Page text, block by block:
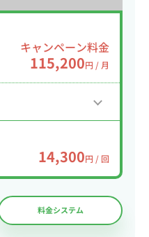
キャンペーン料金
115,200円 / 月
14,300円 / 回
料金システム